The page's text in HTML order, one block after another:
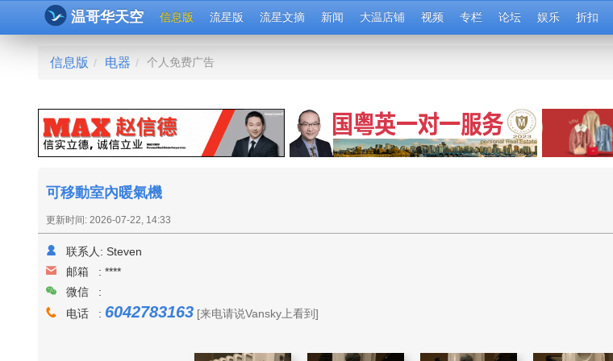
温哥华天空 信息版 流星版 流星文摘 新闻 大温店铺 视频 专栏 论坛 娱乐 折扣
信息版 / 电器 / 个人免费广告
可移動室內暖氣機
更新时间: 2026-07-22, 14:33
联系人: Steven
邮箱 : ****
微信 :
电话 : 6042783163 [来电请说Vansky上看到]